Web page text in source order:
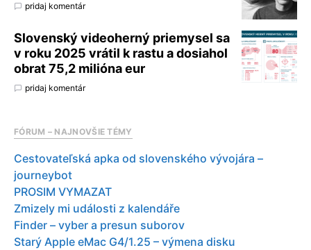
pridaj komentár
Slovenský videoherný priemysel sa
v roku 2025 vrátil k rastu a dosiahol
obrat 75,2 milióna eur
pridaj komentár
FÓRUM – NAJNOVŠIE TÉMY
Cestovateľská apka od slovenského vývojára –
journeybot
PROSIM VYMAZAT
Zmizely mi události z kalendáře
Finder – vyber a presun suborov
Starý Apple eMac G4/1.25 – výmena disku